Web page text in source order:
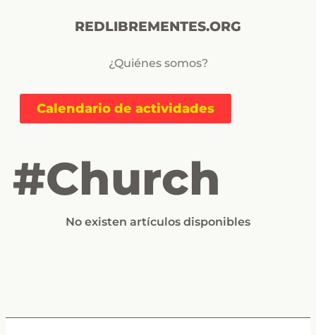
REDLIBREMENTES.ORG
¿Quiénes somos?
Calendario de actividades
#church
No existen artículos disponibles